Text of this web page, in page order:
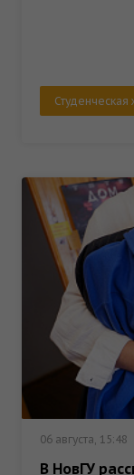
Студенческая
06 августа, 15:48
В НовГУ